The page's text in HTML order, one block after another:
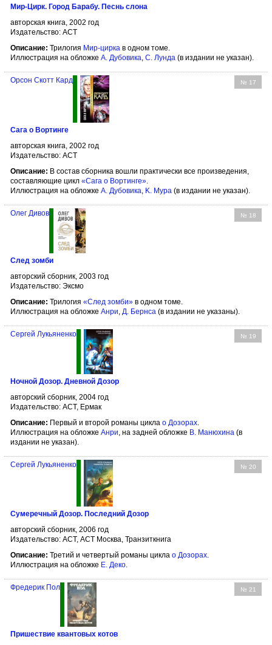
Мир-Цирк. Город Барабу. Песнь слона
авторская книга, 2002 год
Издательство: АСТ
Описание: Трилогия Мир-цирка в одном томе.
Иллюстрация на обложке А. Дубовика, С. Лунда (в издании не указан).
№ 17
Орсон Скотт Кард
Сага о Вортинге
авторская книга, 2002 год
Издательство: АСТ
Описание: В состав сборника вошли практически все произведения,
составляющие цикл «Сага о Вортинге».
Иллюстрация на обложке А. Дубовика, K. Мура (в издании не указан).
№ 18
Олег Дивов
След зомби
авторский сборник, 2003 год
Издательство: Эксмо
Описание: Трилогия «След зомби» в одном томе.
Иллюстрация на обложке Aнри, Д. Бернсa (в издании не указаны).
№ 19
Сергей Лукьяненко
Ночной Дозор. Дневной Дозор
авторский сборник, 2004 год
Издательство: АСТ, Ермак
Описание: Первый и второй романы цикла о Дозорах.
Иллюстрация на обложке Анри, на задней обложке В. Манюхина (в
издании не указан).
№ 20
Сергей Лукьяненко
Сумеречный Дозор. Последний Дозор
авторский сборник, 2006 год
Издательство: АСТ, АСТ Москва, Транзиткнига
Описание: Третий и четвертый романы цикла о Дозорах.
Иллюстрация на обложке Е. Деко.
№ 21
Фредерик Пол
Пришествие квантовых котов